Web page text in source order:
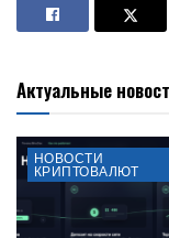
Актуальные
НОВОСТИ
КРИПТОВАЛЮТ